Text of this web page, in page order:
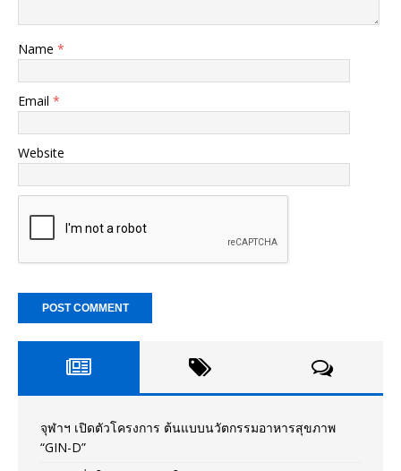
Name *
Email *
Website
จุฬาฯ เปิดตัวโครงการ ต้นแบบนวัตกรรมอาหารสุขภาพ
“GIN-D”